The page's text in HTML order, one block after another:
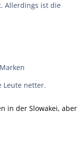
Allerdings ist die
Leute netter.
in der Slowakei, aber